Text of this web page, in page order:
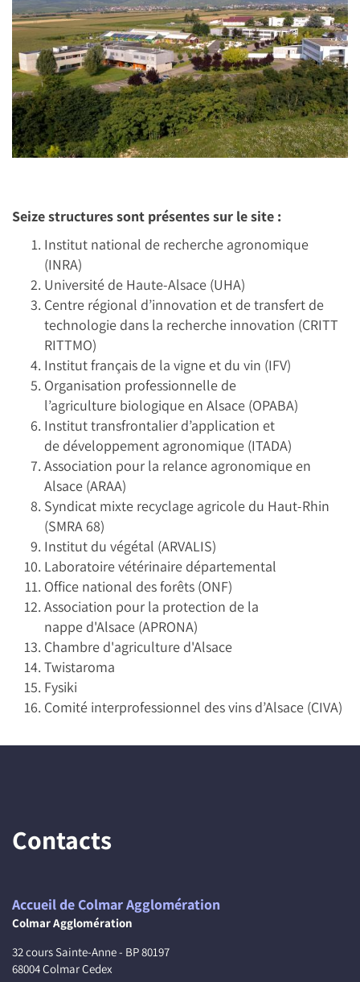
Seize structures sont présentes sur le site :
Institut national de recherche agronomique
(INRA)
Université de Haute-Alsace (UHA)
Centre régional d’innovation et de transfert de
technologie dans la recherche innovation (CRITT
RITTMO)
Institut français de la vigne et du vin (IFV)
Organisation professionnelle de
l’agriculture biologique en Alsace (OPABA)
Institut transfrontalier d’application et
de développement agronomique (ITADA)
Association pour la relance agronomique en
Alsace (ARAA)
Syndicat mixte recyclage agricole du Haut-Rhin
(SMRA 68)
Institut du végétal (ARVALIS)
Laboratoire vétérinaire départemental
Office national des forêts (ONF)
Association pour la protection de la
nappe d'Alsace (APRONA)
Chambre d'agriculture d'Alsace
Twistaroma
Fysiki
Comité interprofessionnel des vins d’Alsace (CIVA)
Contacts
Accueil de Colmar Agglomération
Colmar Agglomération
32 cours Sainte-Anne - BP 80197
68004 Colmar Cedex